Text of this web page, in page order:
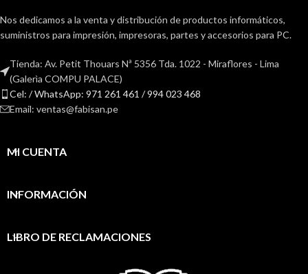
Nos dedicamos a la venta y distribución de productos informáticos,
suministros para impresión, impresoras, partes y accesorios para PC.
Tienda: Av. Petit Thouars Nª 5356 Tda. 1022 - Miraflores - Lima
(Galerìa COMPU PALACE)
Cel: / WhatsApp: 971 261 461 / 994 023 468
Email: ventas@fabisan.pe
MI CUENTA
INFORMACIÓN
LIBRO DE RECLAMACIONES